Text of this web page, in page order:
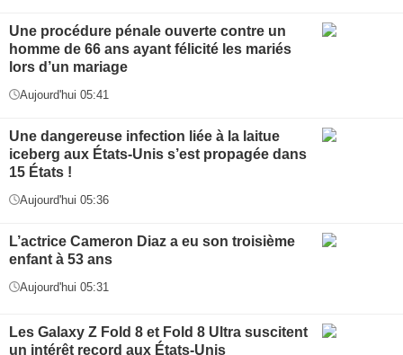
Une procédure pénale ouverte contre un
homme de 66 ans ayant félicité les mariés
lors d’un mariage
Aujourd'hui 05:41
Une dangereuse infection liée à la laitue
iceberg aux États-Unis s’est propagée dans
15 États !
Aujourd'hui 05:36
L’actrice Cameron Diaz a eu son troisième
enfant à 53 ans
Aujourd'hui 05:31
Les Galaxy Z Fold 8 et Fold 8 Ultra suscitent
un intérêt record aux États-Unis